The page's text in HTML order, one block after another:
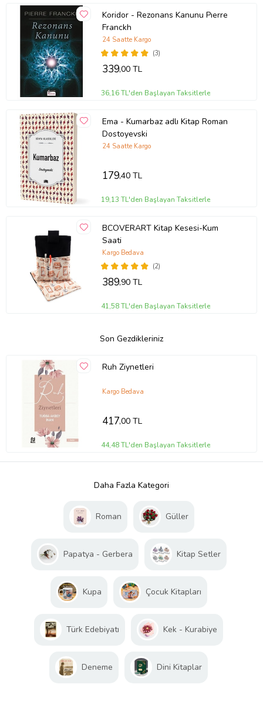
Koridor - Rezonans Kanunu Pıerre
Franckh
(3)
24 Saatte Kargo
339,00 TL
36,16 TL'den Başlayan Taksitlerle
Ema - Kumarbaz adlı Kitap Roman
Dostoyevski
24 Saatte Kargo
179,40 TL
19,13 TL'den Başlayan Taksitlerle
BCOVERART Kitap Kesesi-Kum
Saati
(2)
Kargo Bedava
389,90 TL
41,58 TL'den Başlayan Taksitlerle
Son Gezdikleriniz
Ruh Ziynetleri
Kargo Bedava
417,00 TL
44,48 TL'den Başlayan Taksitlerle
Daha Fazla Kategori
Roman Güller
Papatya - Gerbera Kitap Setler
Kupa Çocuk Kitapları
Türk Edebiyatı Kek - Kurabiye
Deneme Dini Kitaplar